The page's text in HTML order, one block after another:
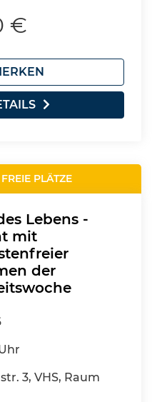
€
FREIE PLÄTZE
Lebens -
mit
der
3, VHS, Raum